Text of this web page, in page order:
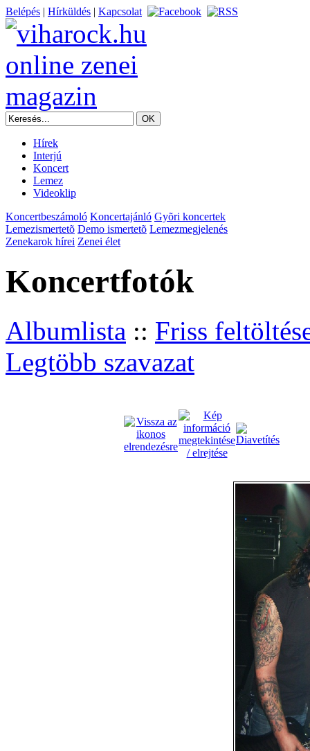
Belépés | Hírküldés | Kapcsolat
Hírek
Interjú
Koncert
Lemez
Videoklip
Koncertbeszámoló Koncertajánló Gyõri koncertek
Lemezismertetõ Demo ismertetõ Lemezmegjelenés
Zenekarok hírei Zenei élet
Koncertfotók
Albumlista :: Friss
Legtöbb szavazat